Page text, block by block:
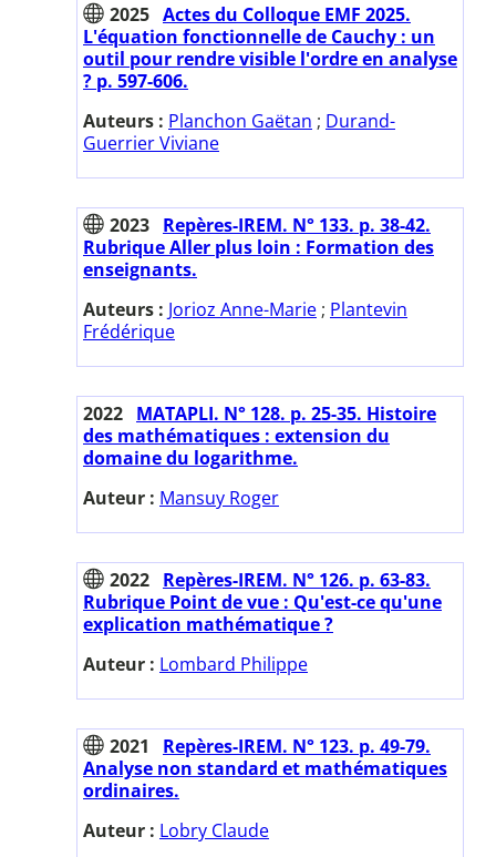
2025 Actes du Colloque EMF 2025.
L'équation fonctionnelle de Cauchy : un
outil pour rendre visible l'ordre en analyse
? p. 597-606.
Auteurs : Planchon Gaëtan ; Durand-
Guerrier Viviane
2023 Repères-IREM. N° 133. p. 38-42.
Rubrique Aller plus loin : Formation des
enseignants.
Auteurs : Jorioz Anne-Marie ; Plantevin
Frédérique
2022 MATAPLI. N° 128. p. 25-35. Histoire
des mathématiques : extension du
domaine du logarithme.
Auteur : Mansuy Roger
2022 Repères-IREM. N° 126. p. 63-83.
Rubrique Point de vue : Qu'est-ce qu'une
explication mathématique ?
Auteur : Lombard Philippe
2021
Repères-IREM. N° 123. p. 49-79.
Analyse non standard et mathématiques
ordinaires.
Auteur : Lobry Claude